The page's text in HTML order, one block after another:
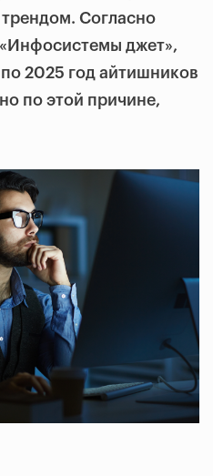
Согласно
джет»,
2025 год айтишников
по этой причине,